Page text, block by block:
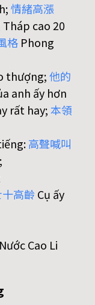
情緒高漲
Tháp cao 20
格 Phong
thượng;他的
anh ấy hơn
rất hay;本領
高聲喊叫
十高齡 Cụ ấy
Cao Li